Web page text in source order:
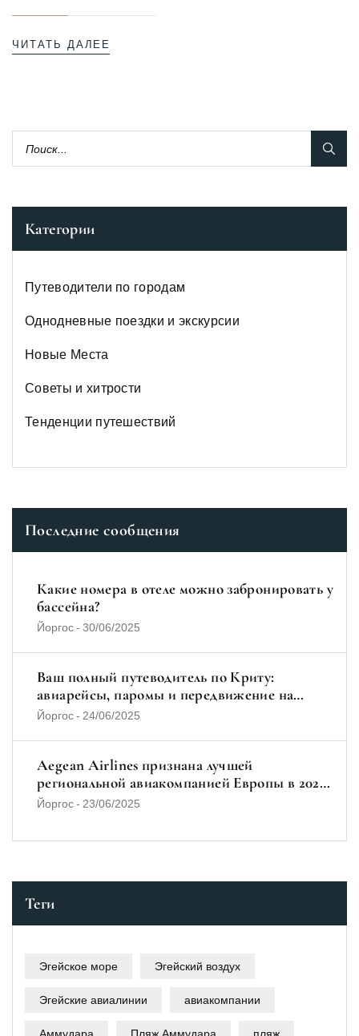
ЧИТАТЬ ДАЛЕЕ
Категории
Путеводители по городам
Однодневные поездки и экскурсии
Новые Места
Советы и хитрости
Тенденции путешествий
Последние сообщения
Какие номера в отеле можно забронировать у
бассейна?
Йоргос- 30/06/2025
Ваш полный путеводитель по Криту:
авиарейсы, паромы и передвижение на
автобусе и автомобиле
Йоргос- 24/06/2025
Aegean Airlines признана лучшей
региональной авиакомпанией Европы в 2025
году
Йоргос- 23/06/2025
Теги
Эгейское море Эгейский воздух
Эгейские авиалинии авиакомпании